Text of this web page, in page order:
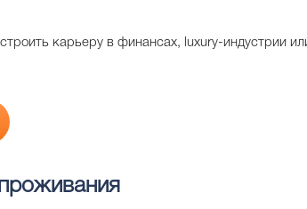
карьеру в финансах, luxury-индустрии